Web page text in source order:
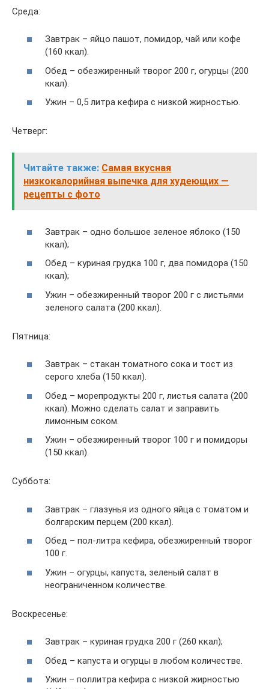
Среда:
Завтрак – яйцо пашот, помидор, чай или кофе
(160 ккал).
Обед – обезжиренный творог 200 г, огурцы (200
ккал).
Ужин – 0,5 литра кефира с низкой жирностью.
Четверг:
Читайте также: Самая вкусная
низкокалорийная выпечка для худеющих —
рецепты с фото
Завтрак – одно большое зеленое яблоко (150
ккал);
Обед – куриная грудка 100 г, два помидора (150
ккал);
Ужин – обезжиренный творог 200 г с листьями
зеленого салата (200 ккал).
Пятница:
Завтрак – стакан томатного сока и тост из
серого хлеба (150 ккал).
Обед – морепродукты 200 г, листья салата (200
ккал). Можно сделать салат и заправить
лимонным соком.
Ужин – обезжиренный творог 100 г и помидоры
(150 ккал).
Суббота:
Завтрак – глазунья из одного яйца с томатом и
болгарским перцем (200 ккал).
Обед – пол-литра кефира, обезжиренный творог
100 г.
Ужин – огурцы, капуста, зеленый салат в
неограниченном количестве.
Воскресенье:
Завтрак – куриная грудка 200 г (260 ккал);
Обед – капуста и огурцы в любом количестве.
Ужин – поллитра кефира с низкой жирностью